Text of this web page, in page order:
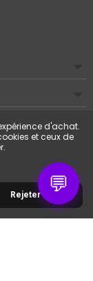
💬
d'achat.
et ceux de
Rejeter tout